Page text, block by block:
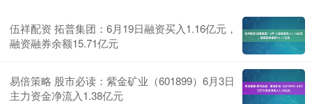
伍祥配资 拓普集团：6月19日融资买入1.16亿元，
融资融券余额15.71亿元
易倍策略 股市必读：紫金矿业（601899）6月3日
主力资金净流入1.38亿元